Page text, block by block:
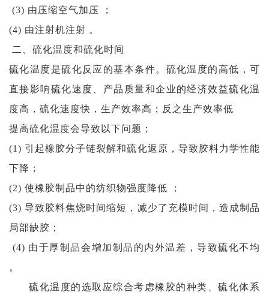
(3) 由压缩空气加压 ；
(4) 由注射机注射 。
二、硫化温度和硫化时间
硫化温度是硫化反应的基本条件。硫化温度的高低，可
直接影响硫化速度、产品质量和企业的经济效益硫化温
度高，硫化速度快，生产效率高；反之生产效率低
提高硫化温度会导致以下问题；
(1) 引起橡胶分子链裂解和硫化返原，导致胶料力学性能
下降；
(2) 使橡胶制品中的纺织物强度降低 ；
(3) 导致胶料焦烧时间缩短，减少了充模时间，造成制品
局部缺胶；
(4) 由于厚制品会增加制品的内外温差，导致硫化不均
。
硫化温度的选取应综合考虑橡胶的种类、硫化体系